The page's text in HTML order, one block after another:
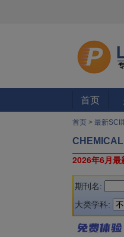
首页
首页 > 最新SCI
2026年6月最
期刊名:
大类学科: